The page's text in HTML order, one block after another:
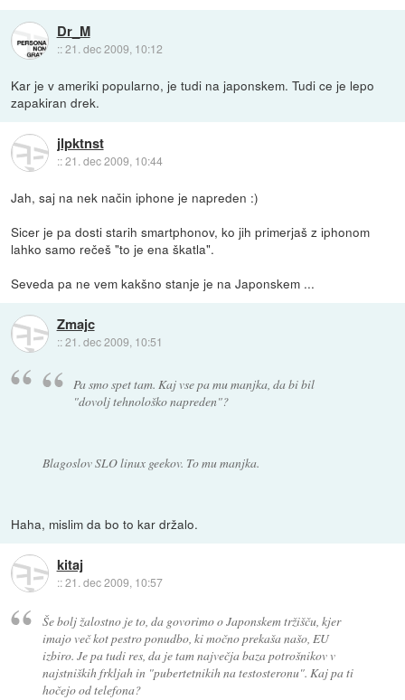
Dr_M
::21. dec 2009, 10:12
Kar je v ameriki popularno, je tudi na japonskem. Tudi ce je lepo
zapakiran drek.
jlpktnst
::21. dec 2009, 10:44
Jah, saj na nek način iphone je napreden :)
Sicer je pa dosti starih smartphonov, ko jih primerjaš z iphonom
lahko samo rečeš "to je ena škatla".
Seveda pa ne vem kakšno stanje je na Japonskem ...
Zmajc
::21. dec 2009, 10:51
Pa smo spet tam. Kaj vse pa mu manjka, da bi bil
"dovolj tehnološko napreden"?
Blagoslov SLO linux geekov. To mu manjka.
Haha, mislim da bo to kar držalo.
kitaj
::21. dec 2009, 10:57
Še bolj žalostno je to, da govorimo o Japonskem tržišču, kjer
imajo več kot pestro ponudbo, ki močno prekaša našo, EU
izbiro. Je pa tudi res, da je tam največja baza potrošnikov v
najstniških frkljah in "pubertetnikih na testosteronu". Kaj pa ti
hočejo od telefona?